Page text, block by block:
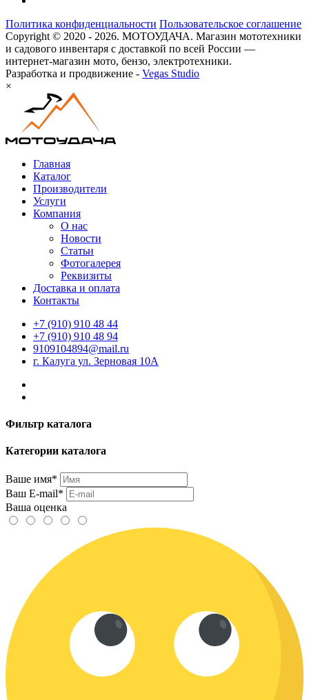
Политика конфиденциальности Пользовательское соглашение
Copyright © 2020 - 2026. МОТОУДАЧА. Магазин мототехники
и садового инвентаря с доставкой по всей России —
интернет-магазин мото, бензо, электротехники.
Разработка и продвижение - Vegas Studio
×
Главная
Каталог
Производители
Услуги
Компания
О нас
Новости
Статьи
Фотогалерея
Реквизиты
Доставка и оплата
Контакты
+7 (910) 910 48 44
+7 (910) 910 48 94
9109104894@mail.ru
г. Калуга ул. Зерновая 10А
Фильтр каталога
Категории каталога
Ваше имя*
Ваш E-mail*
Ваша оценка